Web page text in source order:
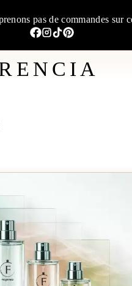
pas de commandes sur